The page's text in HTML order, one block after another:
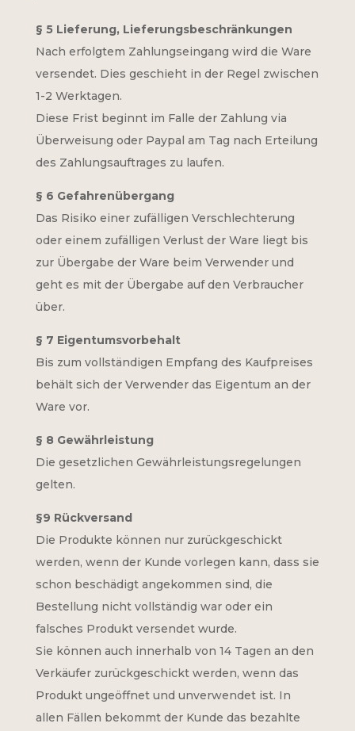
§ 5 Lieferung, Lieferungsbeschränkungen
Nach erfolgtem Zahlungseingang wird die Ware
versendet. Dies geschieht in der Regel zwischen
1-2 Werktagen.
Diese Frist beginnt im Falle der Zahlung via
Überweisung oder Paypal am Tag nach Erteilung
des Zahlungsauftrages zu laufen.
§ 6 Gefahrenübergang
Das Risiko einer zufälligen Verschlechterung
oder einem zufälligen Verlust der Ware liegt bis
zur Übergabe der Ware beim Verwender und
geht es mit der Übergabe auf den Verbraucher
über.
§ 7 Eigentumsvorbehalt
Bis zum vollständigen Empfang des Kaufpreises
behält sich der Verwender das Eigentum an der
Ware vor.
§ 8 Gewährleistung
Die gesetzlichen Gewährleistungsregelungen
gelten.
§9 Rückversand
Die Produkte können nur zurückgeschickt
werden, wenn der Kunde vorlegen kann, dass sie
schon beschädigt angekommen sind, die
Bestellung nicht vollständig war oder ein
falsches Produkt versendet wurde.
Sie können auch innerhalb von 14 Tagen an den
Verkäufer zurückgeschickt werden, wenn das
Produkt ungeöffnet und unverwendet ist. In
allen Fällen bekommt der Kunde das bezahlte